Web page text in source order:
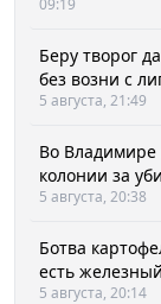
09:19
Беру творог
без возни с
5 августа, 21:49
Во Владимире
колонии за
5 августа, 20:38
Ботва
есть
5 августа, 20:14